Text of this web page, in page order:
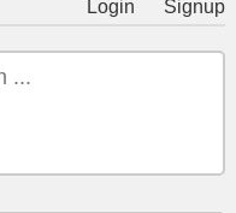
Login Signup